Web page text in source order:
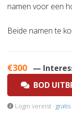
namen voor een
Beide namen te
€300 —
BOD
Login vereist ·